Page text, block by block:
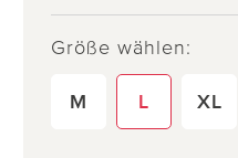
Größe wählen:
M L XL